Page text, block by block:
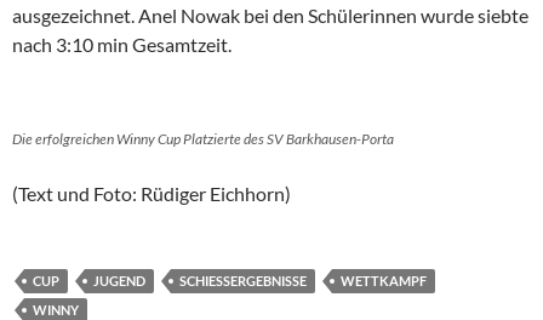
ausgezeichnet. Anel Nowak bei den Schülerinnen wurde siebte
nach 3:10 min Gesamtzeit.
Die erfolgreichen Winny Cup Platzierte des SV Barkhausen-Porta
(Text und Foto: Rüdiger Eichhorn)
CUP JUGEND SCHIESSERGEBNISSE
WETTKAMPF
WINNY